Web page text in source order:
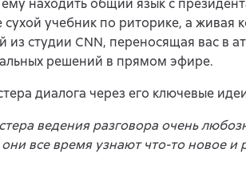
находить общий язык с
учебник по риторике, а живая
из студии CNN, переносящая вас в
решений в прямом эфире.
диалога через его ключевые
ведения разговора очень
все время узнают что-то новое и